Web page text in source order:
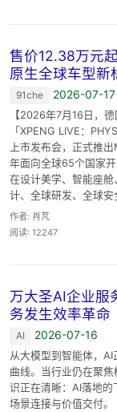
售价12.38万元
原生全球车型新
91che 2026-07-17
【2026年7月16日，
「XPENG LIVE：
上市发布会，正式推
年面向全球65个国家
在设计美学、智能座
计、全球研发、全球安
作者: 肖芃
阅读: 12247
万大圣AI企业服
务发生效率革命
AI 2026-07-16
从大模型到智能体，AI
曲线。当行业仍在聚
识正在清晰：AI落地
场景连接与价值交付